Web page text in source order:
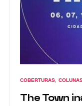
COBERTURAS
The Town